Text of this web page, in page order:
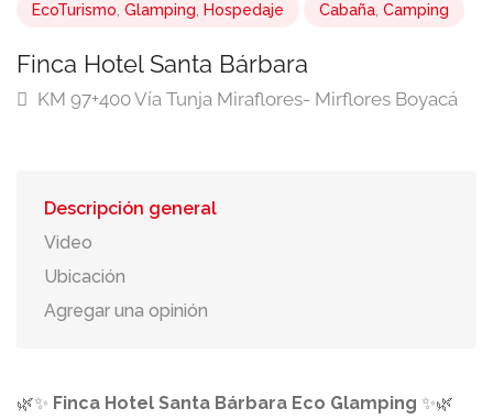
EcoTurismo Glamping Hospedaje Cabaña Camping
Finca Hotel Santa Bárbara
KM 97+400 Vía Tunja Miraflores- Mirflores Boyacá
Descripción general
Video
Ubicación
Agregar una opinión
🌿✨ Finca Hotel Santa Bárbara Eco Glamping ✨🌿